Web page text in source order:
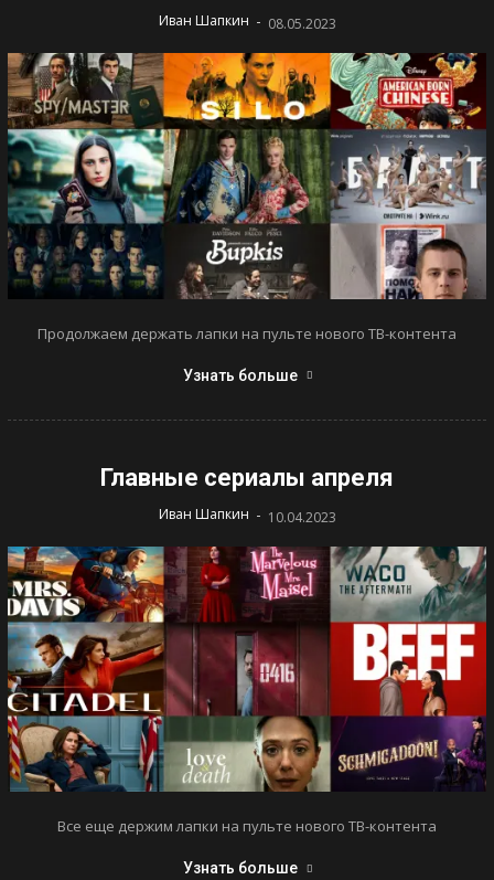
Иван Шапкин - 08.05.2023
Продолжаем держать лапки на пульте нового ТВ-контента
Узнать больше
Главные сериалы апреля
Иван Шапкин - 10.04.2023
Все еще держим лапки на пульте нового ТВ-контента
Узнать больше